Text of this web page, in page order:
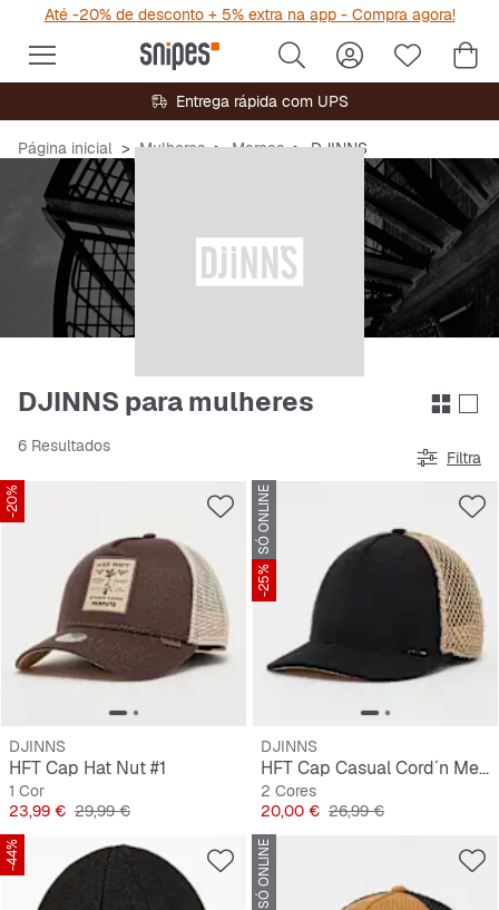
Até -20% de desconto + 5% extra na app - Compra agora!
Entrega rápida com UPS
Página inicial Mulheres Marcas DJINNS
DJINNS para mulheres
6 Resultados
Filtra
-20%
DJINNS
HFT Cap Hat Nut #1
1 Cor
Preço
23,99 € Preço original
29,99 €
SÓ ONLINE
-25%
DJINNS
HFT Cap Casual Cord´n Mesh
2 Cores
Preço
20,00 € Preço original
26,99 €
-44% SÓ ONLINE